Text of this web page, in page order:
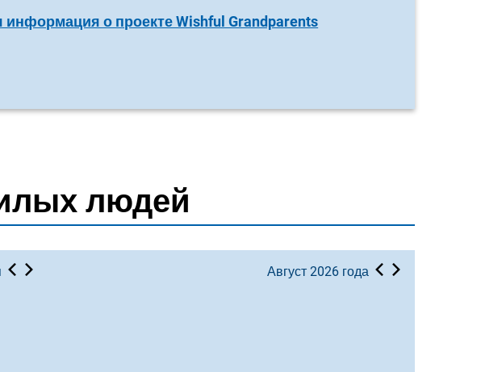
информация о проекте Wishful Grandparents
людей
Август 2026 года